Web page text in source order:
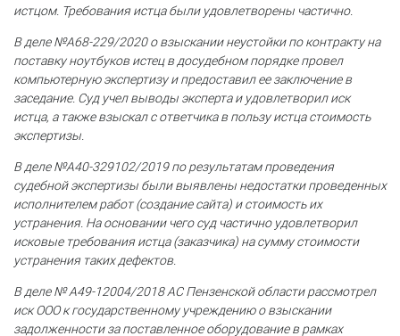
истцом. Требования истца были удовлетворены частично.
В деле №А68-229/2020 о взыскании неустойки по контракту на
поставку ноутбуков истец в досудебном порядке провел
компьютерную экспертизу и предоставил ее заключение в
заседание. Суд учел выводы эксперта и удовлетворил иск
истца, а также взыскал с ответчика в пользу истца стоимость
экспертизы.
В деле №А40-329102/2019 по результатам проведения
судебной экспертизы были выявлены недостатки проведенных
исполнителем работ (создание сайта) и стоимость их
устранения. На основании чего суд частично удовлетворил
исковые требования истца (заказчика) на сумму стоимости
устранения таких дефектов.
В деле № А49-12004/2018 АС Пензенской области рассмотрел
иск ООО к государственному учреждению о взыскании
задолженности за поставленное оборудование в рамках